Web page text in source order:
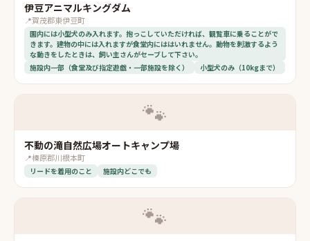
伊豆アニマルキングダム
📍賀茂郡東伊豆町
園内には小型犬のみ入れます。抱っこしていただければ、観覧車に乗ることがで
きます。建物の中には入れますが食堂内にははいれません。動物を刺激するよう
な動きをしたときは、飼い主さんがセーブして下さい。
施設内一部（食堂及び指定遊戯・一部施設を除く）
小型犬のみ（10kgまで）
🐾
不動の滝自然広場オートキャンプ場
📍榛原郡川根本町
リードを着用のこと 施設内どこでも
🐾